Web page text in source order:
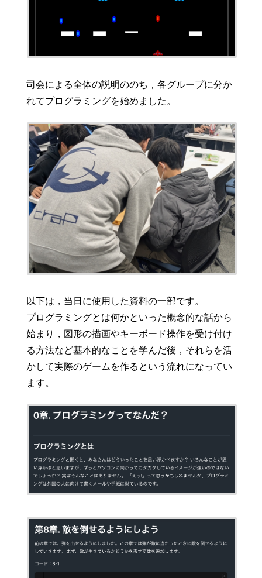
司会による全体の説明ののち，各グループに分か
れてプログラミングを始めました。
以下は，当日に使用した資料の一部です。
プログラミングとは何かといった概念的な話から
始まり，図形の描画やキーボード操作を受け付け
る方法など基本的なことを学んだ後，それらを活
かして実際のゲームを作るという流れになってい
ます。